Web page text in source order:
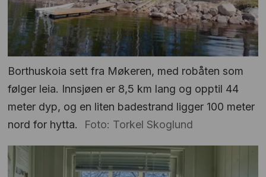
Borthuskoia sett fra Møkeren, med robåten som
følger leia. Innsjøen er 8,5 km lang og opptil 44
meter dyp, og en liten badestrand ligger 100 meter
nord for hytta.
Foto: Torkel Skoglund